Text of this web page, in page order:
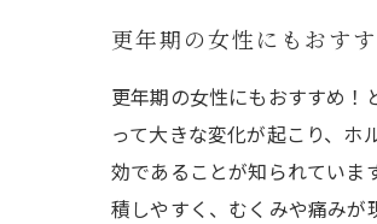
更年期の女性にもおすす
更年期の女性にもおすすめ！
って大きな変化が起こり、
効であることが知られていま
積しやすく、むくみや痛みが